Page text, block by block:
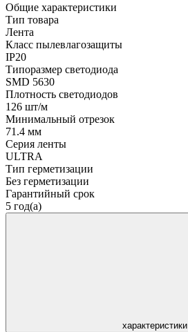
Общие характеристики
Тип товара
Лента
Класс пылевлагозащиты
IP20
Типоразмер светодиода
SMD 5630
Плотность светодиодов
126 шт/м
Минимальный отрезок
71.4 мм
Серия ленты
ULTRA
Тип герметизации
Без герметизации
Гарантийный срок
5 год(а)
характеристики